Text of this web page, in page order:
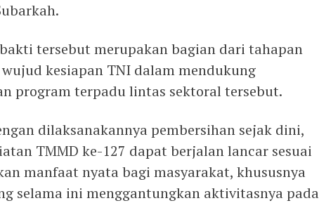
tersebut merupakan bagian dari tahapan
kesiapan TNI dalam mendukung
program terpadu lintas sektoral tersebut.
dilaksanakannya pembersihan sejak dini,
TMMD ke-127 dapat berjalan lancar sesuai
manfaat nyata bagi masyarakat, khususnya
selama ini menggantungkan aktivitasnya pada